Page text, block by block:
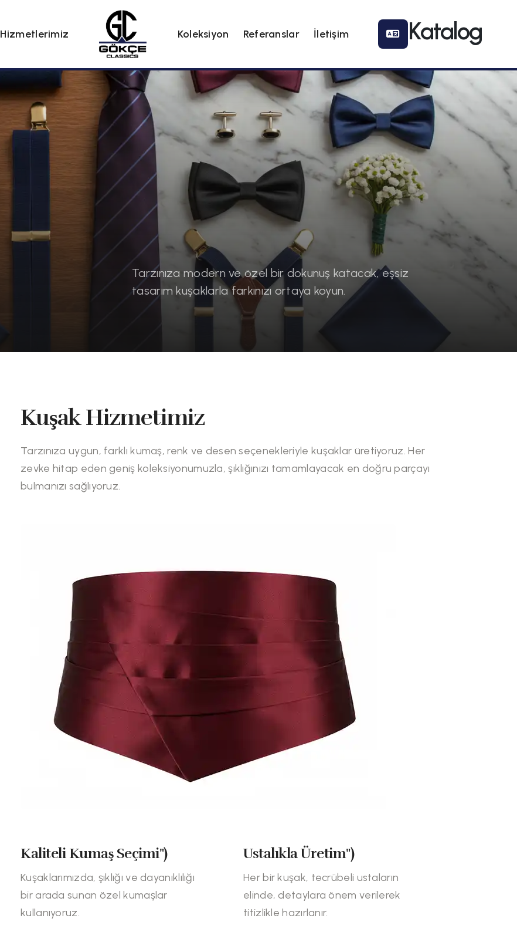
Hizmetlerimiz Koleksiyon Referanslar İletişim g
Tarzınıza modern ve özel bir dokunuş katacak, eşsiz
tasarım kuşaklarla farkınızı ortaya koyun.
Kuşak Hizmetimiz
Tarzınıza uygun, farklı kumaş, renk ve desen seçenekleriyle kuşaklar üretiyoruz. Her
zevke hitap eden geniş koleksiyonumuzla, şıklığınızı tamamlayacak en doğru parçayı
bulmanızı sağlıyoruz.
Kaliteli Kumaş Seçimi")
Kuşaklarımızda, şıklığı ve dayanıklılığı
bir arada sunan özel kumaşlar
kullanıyoruz.
Ustalıkla Üretim")
Her bir kuşak, tecrübeli ustaların
elinde, detaylara önem verilerek
titizlikle hazırlanır.